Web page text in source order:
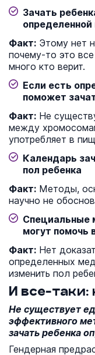
Зачать
определенной
Факт: Этому нет
почему-то это
много кто верит.
Если есть
поможет
Факт: Не
между
употребляет в
Календарь
пол ребенка
Факт: Методы,
научно не
Специальные
могут помочь
Факт: Нет
определенных
изменить пол
И все-таки:
Не существует
эффективного
зачать ребенка
Гендерная